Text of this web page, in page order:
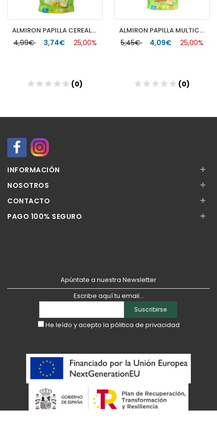
ALMIRON PAPILLA CEREALES SIN GLUTEN ECO 1 BOLSA 200 G
4,99€ 3,74€ 25,00%
(0)
ALMIRON PAPILLA MULTICEREALES ECO 200 G
5,45€ 4,09€ 25,00%
(0)
INFORMACIÓN +
NOSOTROS +
CONTACTO +
PAGO 100% SEGURO +
Apúntate a nuestra Newsletter
Escribe aquí tu email...
Suscribirse
He leído y acepto la pólitica de privacidad